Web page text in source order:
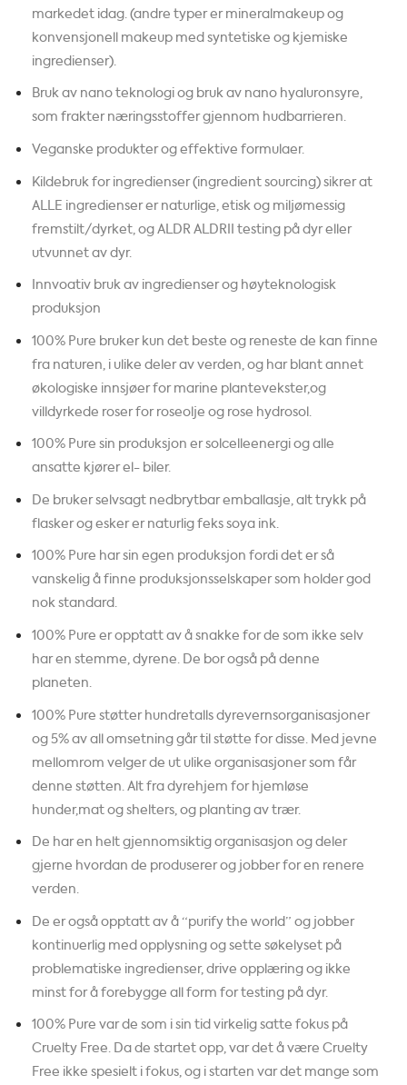
markedet idag. (andre typer er mineralmakeup og
konvensjonell makeup med syntetiske og kjemiske
ingredienser).
Bruk av nano teknologi og bruk av nano hyaluronsyre,
som frakter næringsstoffer gjennom hudbarrieren.
Veganske produkter og effektive formulaer.
Kildebruk for ingredienser (ingredient sourcing) sikrer at
ALLE ingredienser er naturlige, etisk og miljømessig
fremstilt/dyrket, og ALDR ALDRII testing på dyr eller
utvunnet av dyr.
Innvoativ bruk av ingredienser og høyteknologisk
produksjon
100% Pure bruker kun det beste og reneste de kan finne
fra naturen, i ulike deler av verden, og har blant annet
økologiske innsjøer for marine plantevekster,og
villdyrkede roser for roseolje og rose hydrosol.
100% Pure sin produksjon er solcelleenergi og alle
ansatte kjører el- biler.
De bruker selvsagt nedbrytbar emballasje, alt trykk på
flasker og esker er naturlig feks soya ink.
100% Pure har sin egen produksjon fordi det er så
vanskelig å finne produksjonsselskaper som holder god
nok standard.
100% Pure er opptatt av å snakke for de som ikke selv
har en stemme, dyrene. De bor også på denne
planeten.
100% Pure støtter hundretalls dyrevernsorganisasjoner
og 5% av all omsetning går til støtte for disse. Med jevne
mellomrom velger de ut ulike organisasjoner som får
denne støtten. Alt fra dyrehjem for hjemløse
hunder,mat og shelters, og planting av trær.
De har en helt gjennomsiktig organisasjon og deler
gjerne hvordan de produserer og jobber for en renere
verden.
De er også opptatt av å “purify the world” og jobber
kontinuerlig med opplysning og sette søkelyset på
problematiske ingredienser, drive opplæring og ikke
minst for å forebygge all form for testing på dyr.
100% Pure var de som i sin tid virkelig satte fokus på
Cruelty Free. Da de startet opp, var det å være Cruelty
Free ikke spesielt i fokus, og i starten var det mange som